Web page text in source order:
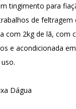
tingimento para
de feltragem
com 2kg de lã, com
e acondicionada
Dágua